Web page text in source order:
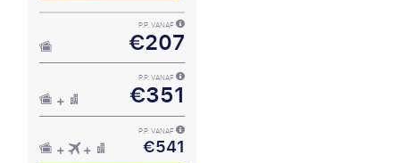
P.P. VANAF
€207
P.P. VANAF
€351
P.P. VANAF
€541